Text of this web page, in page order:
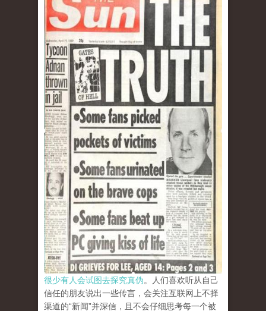
很少有人会试图去探究真伪。人们喜欢听从自己
信任的朋友说出一些传言，会关注互联网上不择
渠道的“新闻”并深信，且不会仔细思考每一个被